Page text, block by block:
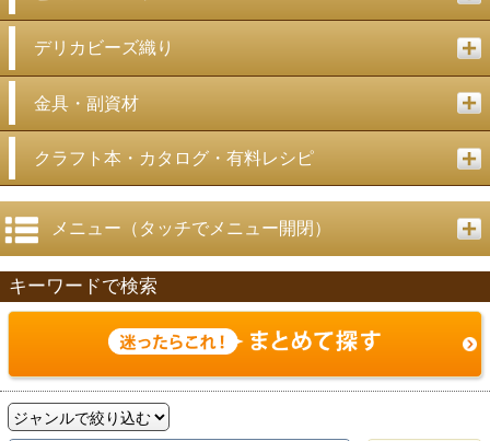
デリカビーズ織り
金具・副資材
クラフト本・カタログ・有料レシピ
メニュー（タッチでメニュー開閉）
キーワードで検索